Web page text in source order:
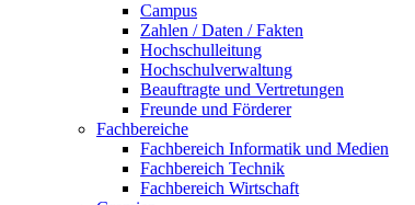
Campus
Zahlen / Daten / Fakten
Hochschulleitung
Hochschulverwaltung
Beauftragte und Vertretungen
Freunde und Förderer
Fachbereiche
Fachbereich Informatik und Medien
Fachbereich Technik
Fachbereich Wirtschaft